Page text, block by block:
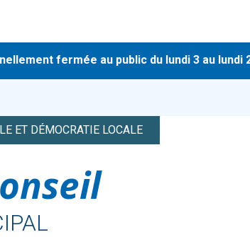
fermée au public du lundi 3 au lundi 24
ET DÉMOCRATIE LOCALE